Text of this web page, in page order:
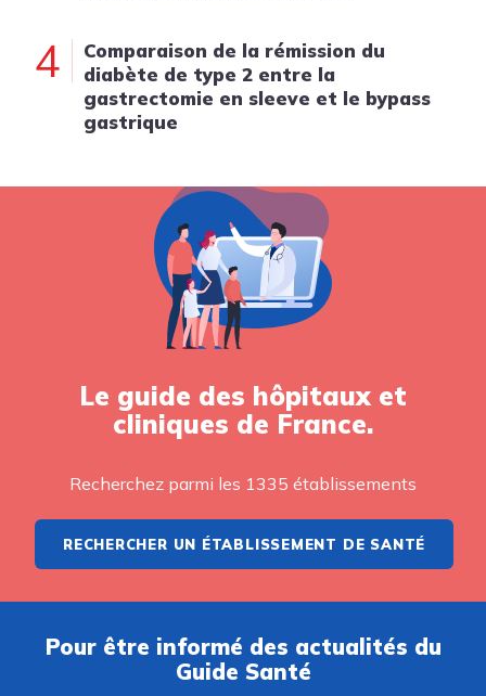
4
Comparaison de la rémission du
diabète de type 2 entre la
gastrectomie en sleeve et le bypass
gastrique
Le guide des hôpitaux et
cliniques de France.
Recherchez parmi les 1335 établissements
RECHERCHER UN ÉTABLISSEMENT DE SANTÉ
Pour être informé des actualités du
Guide Santé